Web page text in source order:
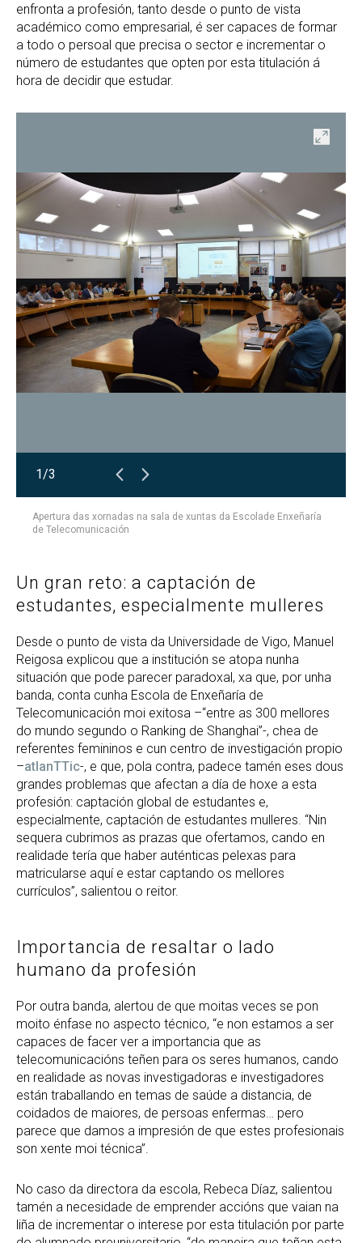
enfronta a profesión, tanto desde o punto de vista
académico como empresarial, é ser capaces de formar
a todo o persoal que precisa o sector e incrementar o
número de estudantes que opten por esta titulación á
hora de decidir que estudar.
Abrir
Apertura das xornadas na sala de xuntas da Escolade Enxeñaría
de Telecomunicación
1/3
Un gran reto: a captación de
estudantes, especialmente mulleres
Desde o punto de vista da Universidade de Vigo, Manuel
Reigosa explicou que a institución se atopa nunha
situación que pode parecer paradoxal, xa que, por unha
banda, conta cunha Escola de Enxeñaría de
Telecomunicación moi exitosa –“entre as 300 mellores
do mundo segundo o Ranking de Shanghai”-, chea de
referentes femininos e cun centro de investigación propio
–atlanTTic-, e que, pola contra, padece tamén eses dous
grandes problemas que afectan a día de hoxe a esta
profesión: captación global de estudantes e,
especialmente, captación de estudantes mulleres. “Nin
sequera cubrimos as prazas que ofertamos, cando en
realidade tería que haber auténticas pelexas para
matricularse aquí e estar captando os mellores
currículos”, salientou o reitor.
Importancia de resaltar o lado
humano da profesión
Por outra banda, alertou de que moitas veces se pon
moito énfase no aspecto técnico, “e non estamos a ser
capaces de facer ver a importancia que as
telecomunicacións teñen para os seres humanos, cando
en realidade as novas investigadoras e investigadores
están traballando en temas de saúde a distancia, de
coidados de maiores, de persoas enfermas… pero
parece que damos a impresión de que estes profesionais
son xente moi técnica”.
No caso da directora da escola, Rebeca Díaz, salientou
tamén a necesidade de emprender accións que vaian na
liña de incrementar o interese por esta titulación por parte